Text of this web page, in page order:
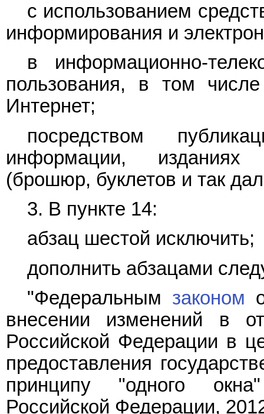
с использованием
информирования и
в информационно-
пользования, в том
Интернет;
посредством
информации, изданиях
(брошюр, буклетов и так
3. В пункте 14:
абзац шестой исключить;
дополнить абзацами
"Федеральным законом
внесении изменений в
Российской Федерации в
предоставления
принципу "одного
Российской Федерации,